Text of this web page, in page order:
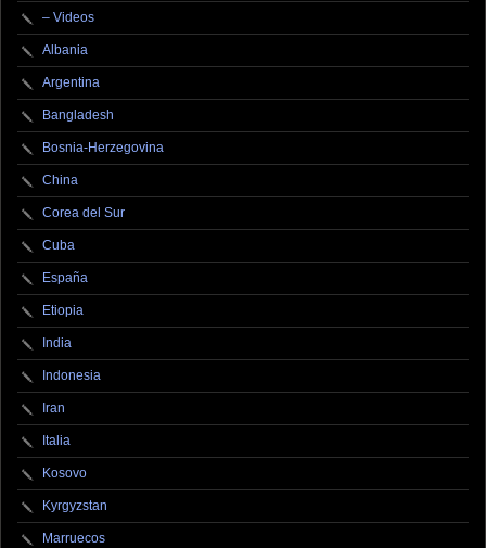
– Videos
Albania
Argentina
Bangladesh
Bosnia-Herzegovina
China
Corea del Sur
Cuba
España
Etiopia
India
Indonesia
Iran
Italia
Kosovo
Kyrgyzstan
Marruecos